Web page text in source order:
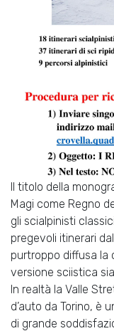
Il titolo della
Magi come Regno
gli scialpinisti
pregevoli itinerari
purtroppo diffusa la
versione sciistica
In realtà la Valle
d’auto da Torino, è
di grande